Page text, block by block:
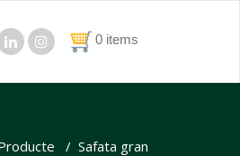
0 items
/ Safata gran